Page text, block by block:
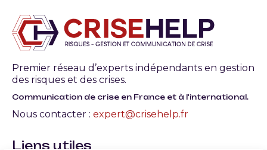
Premier réseau d’experts indépendants en gestion
des risques et des crises.
Communication de crise en France et à l'international.
Nous contacter : expert@crisehelp.fr
Liens utiles